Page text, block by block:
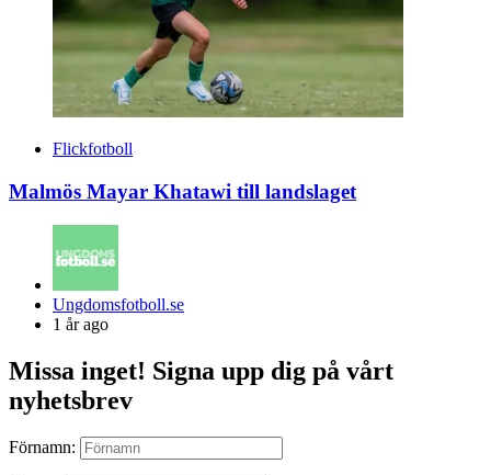
Flickfotboll
Malmös Mayar Khatawi till landslaget
Posted
by
Ungdomsfotboll.se
1 år ago
Missa inget! Signa upp dig på vårt
nyhetsbrev
Förnamn: